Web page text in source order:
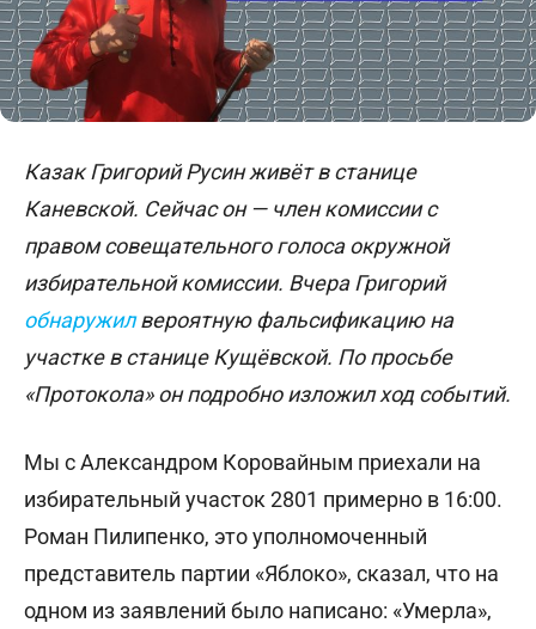
Казак Григорий Русин живёт в станице
Каневской. Сейчас он — член комиссии с
правом совещательного голоса окружной
избирательной комиссии. Вчера Григорий
обнаружилвероятную фальсификацию на
участке в станице Кущёвской. По просьбе
«Протокола» он подробно изложил ход событий.
Мы с Александром Коровайным приехали на
избирательный участок 2801 примерно в 16:00.
Роман Пилипенко, это уполномоченный
представитель партии «Яблоко», сказал, что на
одном из заявлений было написано: «Умерла»,